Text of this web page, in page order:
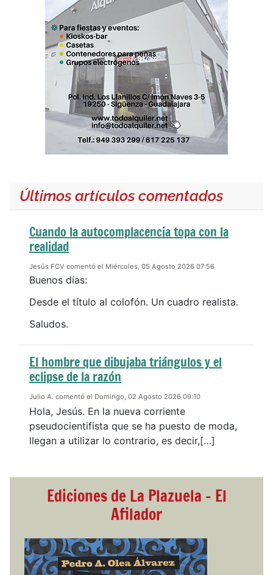
Últimos artículos comentados
Cuando la autocomplacencia topa con la
realidad
Jesús FCV comentó el Miércoles, 05 Agosto 2026 07:56
Buenos días:
Desde el título al colofón. Un cuadro realista.
Saludos.
El hombre que dibujaba triángulos y el
eclipse de la razón
Julio A. comentó el Domingo, 02 Agosto 2026 09:10
Hola, Jesús. En la nueva corriente
pseudocientifista que se ha puesto de moda,
llegan a utilizar lo contrario, es decir,[…]
Ediciones de La Plazuela - El
Afilador